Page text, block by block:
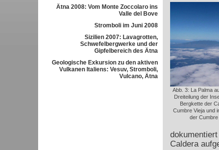
Ätna 2008: Vom Monte Zoccolaro ins
Valle del Bove
Stromboli im Juni 2008
Sizilien 2007: Lavagrotten,
Schwefelbergwerke und der
Gipfelbereich des Ätna
Geologische Exkursion zu den aktiven
Vulkanen Italiens: Vesuv, Stromboli,
Vulcano, Ätna
Abb. 3: La Palma
Dreiteilung der
Bergkette der
Cumbre Vieja und
der
Caldera